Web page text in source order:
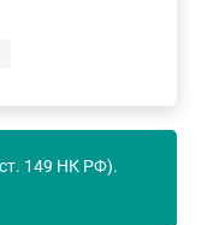
149 НК РФ).